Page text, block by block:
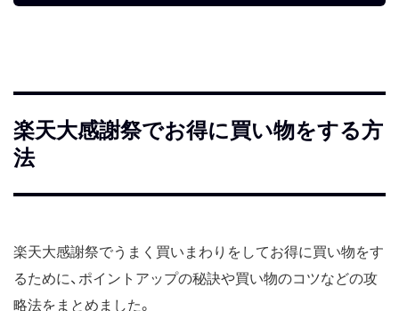
楽天大感謝祭でお得に買い物をする方
法
楽天大感謝祭でうまく買いまわりをしてお得に買い物をす
るために、ポイントアップの秘訣や買い物のコツなどの攻
略法をまとめました。